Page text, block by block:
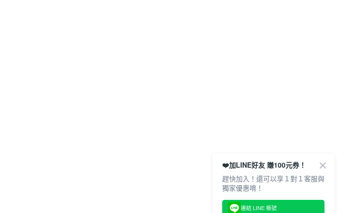
❤️加LINE好友 賺100元券！
趕快加入！還可以享１對１客服與
獨家優惠唷！
連結 LINE 帳號